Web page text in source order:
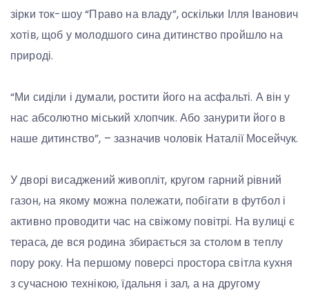
зірки ток-шоу “Право на владу”, оскільки Ілля Іванович
хотів, щоб у молодшого сина дитинство пройшло на
природі.
“Ми сиділи і думали, ростити його на асфальті. А він у
нас абсолютно міський хлопчик. Або занурити його в
наше дитинство”, – зазначив чоловік Наталії Мосейчук.
У дворі висаджений живопліт, кругом гарний рівний
газон, на якому можна полежати, побігати в футбол і
активно проводити час на свіжому повітрі. На вулиці є
тераса, де вся родина збирається за столом в теплу
пору року. На першому поверсі простора світла кухня
з сучасною технікою, їдальня і зал, а на другому